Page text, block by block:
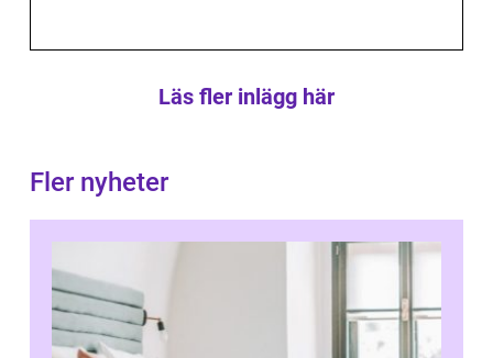
Läs fler inlägg här
Fler nyheter